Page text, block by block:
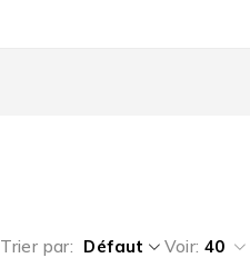
Trier par Défaut Voir: 40